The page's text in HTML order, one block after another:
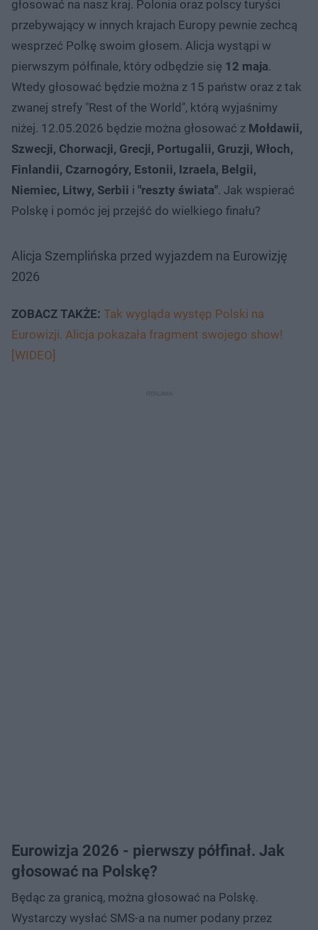
głosować na nasz kraj. Polonia oraz polscy turyści
przebywający w innych krajach Europy pewnie zechcą
wesprzeć Polkę swoim głosem. Alicja wystąpi w
pierwszym półfinale, który odbędzie się 12 maja.
Wtedy głosować będzie można z 15 państw oraz z tak
zwanej strefy "Rest of the World", którą wyjaśnimy
niżej. 12.05.2026 będzie można głosować z Mołdawii,
Szwecji, Chorwacji, Grecji, Portugalii, Gruzji, Włoch,
Finlandii, Czarnogóry, Estonii, Izraela, Belgii,
Niemiec, Litwy, Serbii i "reszty świata". Jak wspierać
Polskę i pomóc jej przejść do wielkiego finału?
Alicja Szemplińska przed wyjazdem na Eurowizję
2026
ZOBACZ TAKŻE: Tak wygląda występ Polski na
Eurowizji. Alicja pokazała fragment swojego show!
[WIDEO]
Eurowizja 2026 - pierwszy półfinał. Jak
głosować na Polskę?
Będąc za granicą, można głosować na Polskę.
Wystarczy wysłać SMS-a na numer podany przez